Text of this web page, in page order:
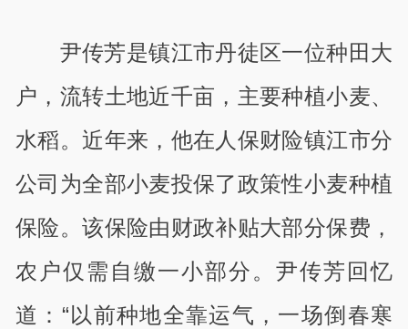
尹传芳是镇江市丹徒区一位种田大
户，流转土地近千亩，主要种植小麦、
水稻。近年来，他在人保财险镇江市分
公司为全部小麦投保了政策性小麦种植
保险。该保险由财政补贴大部分保费，
农户仅需自缴一小部分。尹传芳回忆
道：“以前种地全靠运气，一场倒春寒